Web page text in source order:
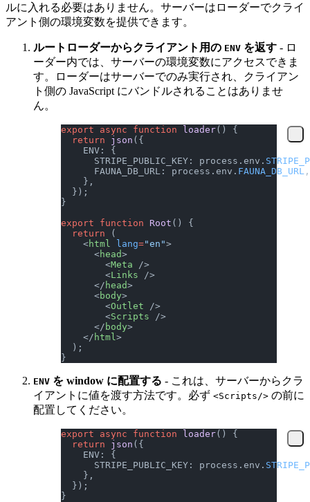
ルに入れる必要はありません。サーバーはローダーでクライ
アント側の環境変数を提供できます。
ルートローダーからクライアント用の ENV を返す - ロ
ーダー内では、サーバーの環境変数にアクセスできま
す。ローダーはサーバーでのみ実行され、クライアン
ト側の JavaScript にバンドルされることはありませ
ん。
export async function loader() {
  return
json ({
    ENV: {
      STRIPE_PUBLIC_KEY: process.env.
      FAUNA_DB_URL: process.env.
FAUNA_DB_URL ,
    },
  });
}
export function Root () {
  return
(
    <
html lang="en">
      <
head>
        <
Meta />
        <
Links />
      </
head>
      <
body>
        <
Outlet />
        <
Scripts />
      </
body>
    </
html >
  );
}
ENV を window に配置する - これは、サーバーからクラ
イアントに値を渡す方法です。必ず <Scripts/> の前に
配置してください。
export async function loader() {
  return
json ({
    ENV: {
      STRIPE_PUBLIC_KEY: process.env.
    },
  });
}